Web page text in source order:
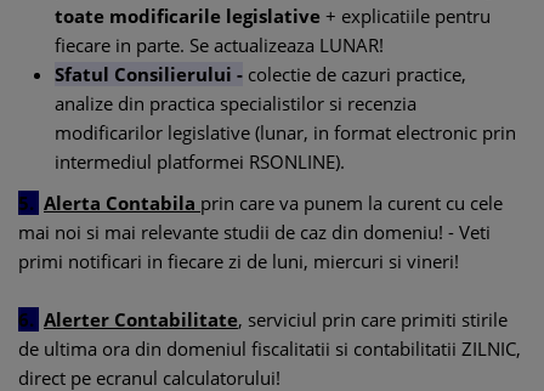
toate modificarile legislative + explicatiile pentru
fiecare in parte. Se actualizeaza LUNAR!
Sfatul Consilierului - colectie de cazuri practice,
analize din practica specialistilor si recenzia
modificarilor legislative (lunar, in format electronic prin
intermediul platformei RSONLINE).
5. Alerta Contabila prin care va punem la curent cu cele
mai noi si mai relevante studii de caz din domeniu! - Veti
primi notificari in fiecare zi de luni, miercuri si vineri!
6. Alerter Contabilitate, serviciul prin care primiti stirile
de ultima ora din domeniul fiscalitatii si contabilitatii ZILNIC,
direct pe ecranul calculatorului!